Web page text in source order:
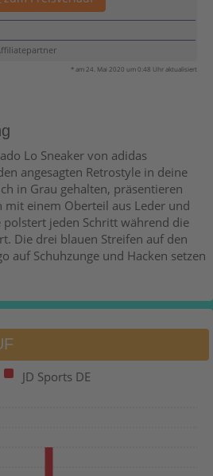
* am 24. Mai 2020 um 0:48 Uhr aktualisiert
Lo Sneaker von adidas
angesagten Retrostyle in deine
in Grau gehalten, präsentieren
mit einem Oberteil aus Leder und
jeden Schritt während die
Die drei blauen Streifen auf den
auf Schuhzunge und Hacken setzen
JD Sports DE